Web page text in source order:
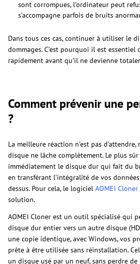
sont corrompues, l’ordinateur peut
s’accompagne parfois de bruits
Dans tous ces cas, continuer à utiliser le
dommages. C’est pourquoi il est essentiel
rapidement avant qu’il ne devienne
Comment prévenir une
?
La meilleure réaction n’est pas
disque ne lâche complètement. Le plus
immédiatement le disque dur qui fait du
en transférant l’intégralité de vos
dessus. Pour cela, le logiciel AOMEI Cloner
solution.
AOMEI Cloner est un outil spécialisé qui
disque dur entier vers un autre disque
une copie identique, avec Windows, vos
prête à être utilisée sans réinstallation.
un disque usé par un neuf, sans perdre